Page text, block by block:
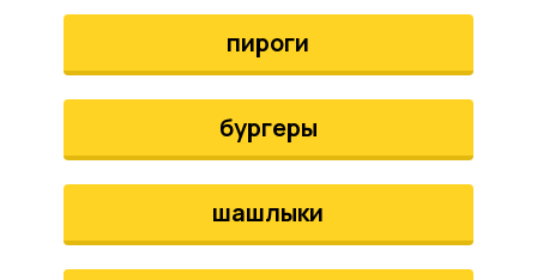
пироги
бургеры
шашлыки